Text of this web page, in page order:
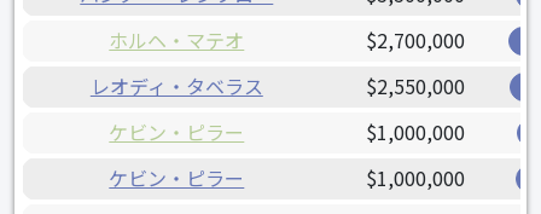
ホルヘ・マテオ $2,700,000
レオディ・タベラス $2,550,000
ケビン・ピラー $1,000,000
ケビン・ピラー $1,000,000